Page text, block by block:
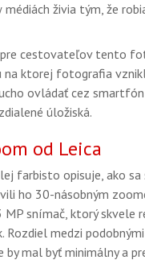
živia tým, že
cestovateľov tento
na ktorej fotografia
ovládať cez
úložiská.
od Leica
farbisto opisuje, ako
ho 30-násobným
snímač, ktorý skvele
Rozdiel medzi
by mal byť minimálny a